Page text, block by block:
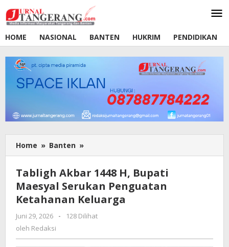
ke
konten
HOME
NASIONAL BANTEN HUKRIM PENDIDIKAN
Home » Banten »
Akbar
H,
Bupati
Maesyal
Penguatan
Keluarga
Tabligh Akbar 1448 H, Bupati
Maesyal Serukan Penguatan
Ketahanan Keluarga
Juni 29, 2026
oleh
-
128 Dilihat
oleh Redaksi